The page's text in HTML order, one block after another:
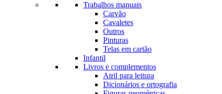
Trabalhos manuais
Carvão
Cavaletes
Outros
Pinturas
Telas em cartão
Infantil
Livros e complementos
Atril para leitura
Dicionários e ortografia